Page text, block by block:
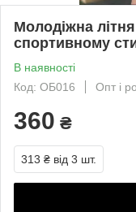
Молодіжна
спортивному
В наявності
Код: ОБ016
Опт і
360 ₴
313 ₴ від 3 шт.